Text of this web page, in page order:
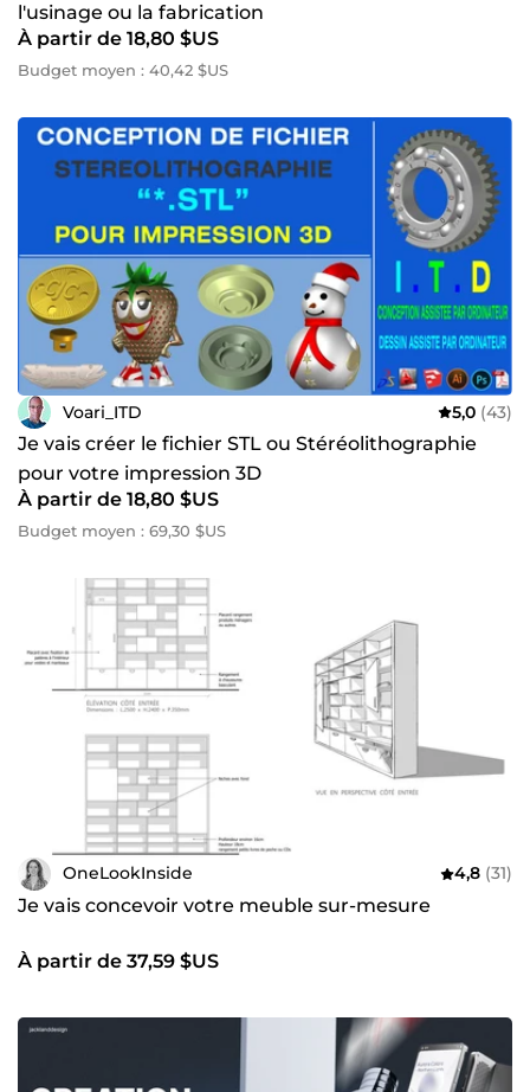
l'usinage ou la fabrication
À partir de 18,80 $US
Budget moyen : 40,42 $US
Voari_ITD 5,0 (43)
Je vais créer le fichier STL ou Stéréolithographie
pour votre impression 3D
À partir de 18,80 $US
Budget moyen : 69,30 $US
OneLookInside 4,8 (31)
Je vais concevoir votre meuble sur-mesure
À partir de 37,59 $US